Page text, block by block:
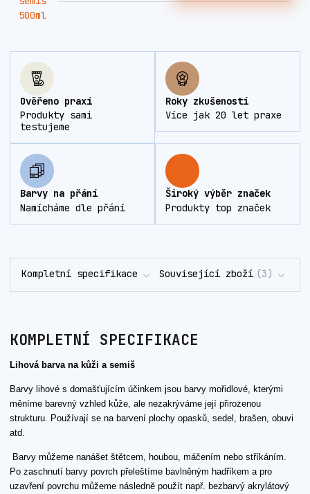
Ověřeno praxí
Produkty sami
testujeme
Roky zkušeností
Více jak 20 let praxe
Barvy na přání
Namícháme dle přání
Široký výběr značek
Produkty top značek
Kompletní specifikace Související zboží 3
KOMPLETNÍ SPECIFIKACE
Lihová barva na kůži a semiš
Barvy lihové s domašťujícím účinkem jsou barvy mořidlové, kterými
měníme barevný vzhled kůže, ale nezakrýváme její přirozenou
strukturu. Používají se na barvení plochy opasků, sedel, brašen, obuvi
atd.
Barvy můžeme nanášet štětcem, houbou, máčením nebo stříkáním.
Po zaschnutí barvy povrch přeleštíme bavlněným hadříkem a pro
uzavření povrchu můžeme následně použít např. bezbarvý akrylátový